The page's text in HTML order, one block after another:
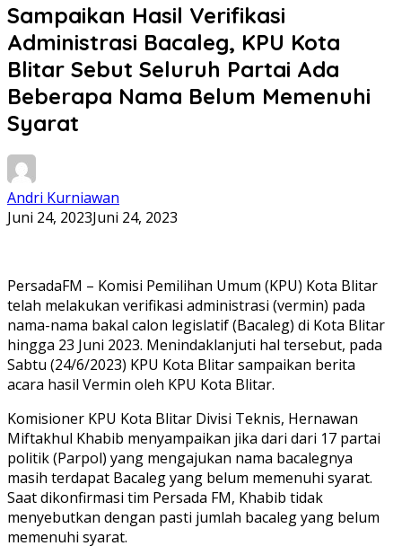
Sampaikan Hasil Verifikasi
Administrasi Bacaleg, KPU Kota
Blitar Sebut Seluruh Partai Ada
Beberapa Nama Belum Memenuhi
Syarat
Andri Kurniawan
Juni 24, 2023Juni 24, 2023
PersadaFM – Komisi Pemilihan Umum (KPU) Kota Blitar
telah melakukan verifikasi administrasi (vermin) pada
nama-nama bakal calon legislatif (Bacaleg) di Kota Blitar
hingga 23 Juni 2023. Menindaklanjuti hal tersebut, pada
Sabtu (24/6/2023) KPU Kota Blitar sampaikan berita
acara hasil Vermin oleh KPU Kota Blitar.
Komisioner KPU Kota Blitar Divisi Teknis, Hernawan
Miftakhul Khabib menyampaikan jika dari dari 17 partai
politik (Parpol) yang mengajukan nama bacalegnya
masih terdapat Bacaleg yang belum memenuhi syarat.
Saat dikonfirmasi tim Persada FM, Khabib tidak
menyebutkan dengan pasti jumlah bacaleg yang belum
memenuhi syarat.